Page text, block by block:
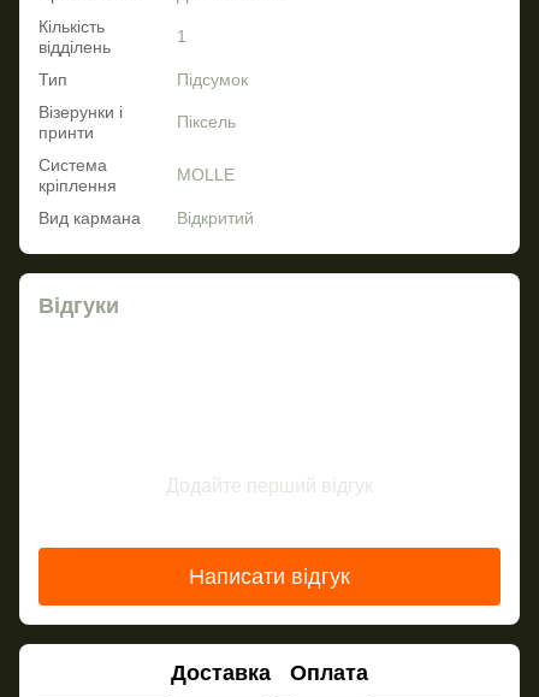
Кількість
відділень
1
Тип
Підсумок
Візерунки і
принти
Піксель
Система
кріплення
MOLLE
Вид кармана Відкритий
Відгуки
Додайте перший відгук
Написати відгук
Доставка Оплата